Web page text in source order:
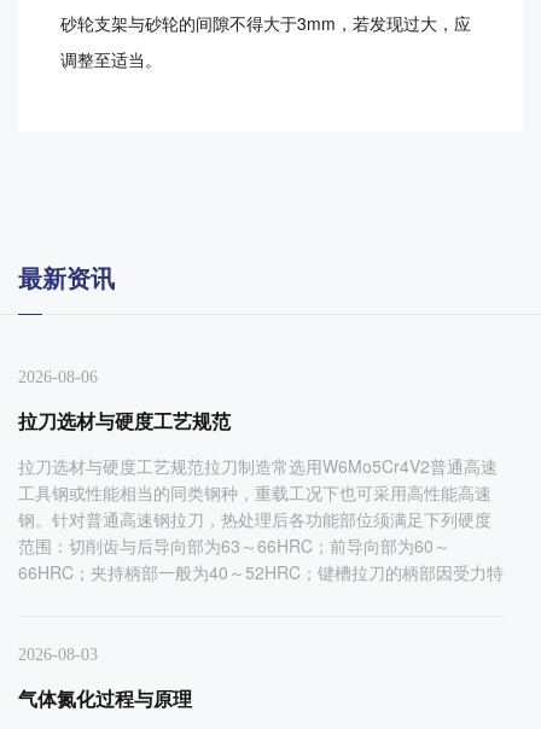
砂轮支架与砂轮的间隙不得大于3mm，若发现过大，应
调整至适当。
最新资讯
2026-08-06
拉刀选材与硬度工艺规范
拉刀选材与硬度工艺规范拉刀制造常选用W6Mo5Cr4V2普通高速
工具钢或性能相当的同类钢种，重载工况下也可采用高性能高速
钢。针对普通高速钢拉刀，热处理后各功能部位须满足下列硬度
范围：切削齿与后导向部为63～66HRC；前导向部为60～
66HRC；夹持柄部一般为40～52HRC；键槽拉刀的柄部因受力特
2026-08-03
气体氮化过程与原理